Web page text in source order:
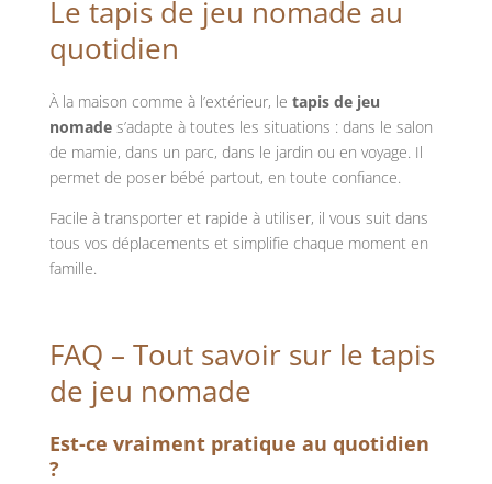
Le tapis de jeu nomade au
quotidien
À la maison comme à l’extérieur, le tapis de jeu
nomades’adapte à toutes les situations : dans le salon
de mamie, dans un parc, dans le jardin ou en voyage. Il
permet de poser bébé partout, en toute confiance.
Facile à transporter et rapide à utiliser, il vous suit dans
tous vos déplacements et simplifie chaque moment en
famille.
FAQ – Tout savoir sur le tapis
de jeu nomade
Est-ce vraiment pratique au quotidien
?